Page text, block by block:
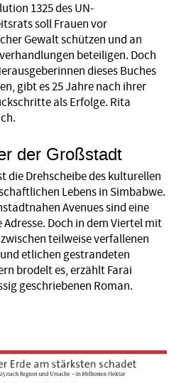
1325 des UN-
soll Frauen vor
Gewalt schützen und an
beteiligen. Doch
dieses Buches
gibt es 25 Jahre nach ihrer
als Erfolge. Rita
der Großstadt
die Drehscheibe des kulturellen
Lebens in Simbabwe.
Avenues sind eine
Adresse. Doch in dem Viertel mit
teilweise verfallenen
etlichen gestrandeten
brodelt es, erzählt Farai
geschriebenen Roman.